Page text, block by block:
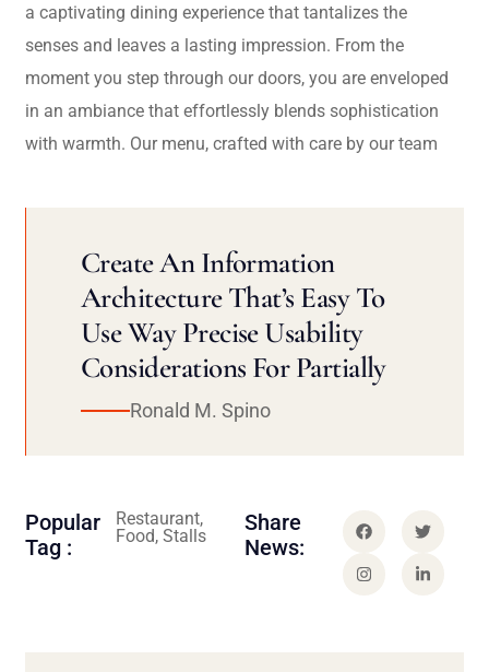
a captivating dining experience that tantalizes the
senses and leaves a lasting impression. From the
moment you step through our doors, you are enveloped
in an ambiance that effortlessly blends sophistication
with warmth. Our menu, crafted with care by our team
Create An Information
Architecture That’s Easy To
Use Way Precise Usability
Considerations For Partially
Ronald M. Spino
Popular
Tag :
Restaurant,
Food, Stalls
Share
News: